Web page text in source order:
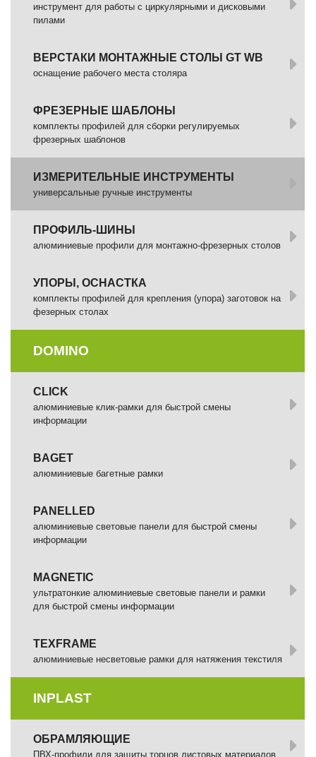
инструмент для работы с циркулярными и дисковыми
пилами
ВЕРСТАКИ МОНТАЖНЫЕ СТОЛЫ GT WB
оснащение рабочего места столяра
ФРЕЗЕРНЫЕ ШАБЛОНЫ
комплекты профилей для сборки регулируемых
фрезерных шаблонов
ИЗМЕРИТЕЛЬНЫЕ ИНСТРУМЕНТЫ
универсальные ручные инструменты
ПРОФИЛЬ-ШИНЫ
алюминиевые профили для монтажно-фрезерных столов
УПОРЫ, ОСНАСТКА
комплекты профилей для крепления (упора) заготовок на
фезерных столах
DOMINO
СLICK
алюминиевые клик-рамки для быстрой смены
информации
BAGET
алюминиевые багетные рамки
PANELLED
алюминиевые световые панели для быстрой смены
информации
MAGNETIC
ультратонкие алюминиевые световые панели и рамки
для быстрой смены информации
TEXFRAME
алюминиевые несветовые рамки для натяжения текстиля
INPLAST
ОБРАМЛЯЮЩИЕ
ПВХ-профили для защиты торцов листовых материалов